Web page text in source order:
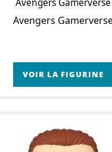
Avengers Gamerverse
Avengers
VOIR LA FIGURINE